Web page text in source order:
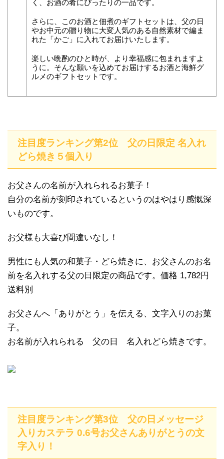
く、お酒の肴にぴったりの一品です。
さらに、このお酒と佃煮のギフトセットは、父の日
やお中元の贈り物に大変人気のある自然素材で編ま
れた「かご」に入れてお届けいたします。
楽しい晩酌のひと時が、より幸福感に包まれますよ
うに。そんな願いを込めてお届けするお酒と海鮮グ
ルメのギフトセットです。
注目度ランキング第2位 父の日限定 名入れ
どら焼き５個入り
お父さんの名前が入れられるお菓子！
自分の名前が刻印されているというのはやはり感慨深
いものです。
お父様も大喜び間違いなし！
男性にも人気の和菓子・どら焼きに、お父さんのお名
前を名入れする父の日限定の商品です。価格 1,782円
送料別
お父さんへ「ありがとう」を伝える、文字入りのお菓
子。
お名前が入れられる 父の日 名入れどら焼きです。
注目度ランキング第3位 父の日メッセージ
入りカステラ 0.6号お父さんありがとうの文
字入り！